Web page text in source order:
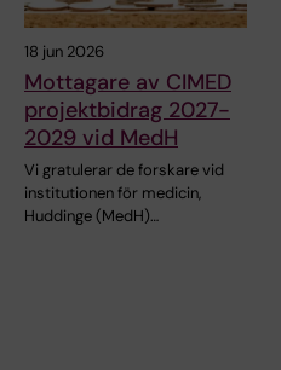
18 jun 2026
Mottagare av CIMED
projektbidrag 2027-
2029 vid MedH
Vi gratulerar de forskare vid
institutionen för medicin,
Huddinge (MedH)…